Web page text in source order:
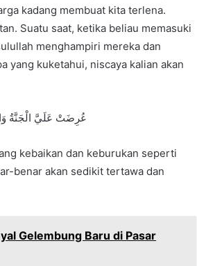
kadang membuat kita terlena.
Suatu saat, ketika beliau memasuki
menghampiri mereka dan
yang kuketahui, niscaya kalian akan
عُرِضَتْ عَلَيَّ الْجَنَّةُ
kebaikan dan keburukan seperti
benar akan sedikit tertawa dan
Gelembung Baru di Pasar